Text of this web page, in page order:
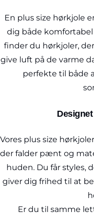
En plus size hørkjole
dig både komfortabel
finder du hørkjoler,
give luft på de varme
perfekte til både
Vores plus size
der falder pænt og
huden. Du får styles,
giver dig frihed til at
Er du til samme